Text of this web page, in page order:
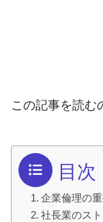
この記事を読む
目次
企業倫理の
社長業のス